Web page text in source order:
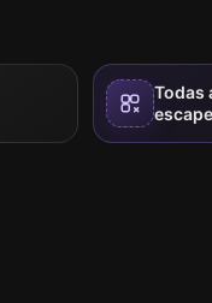
Todas